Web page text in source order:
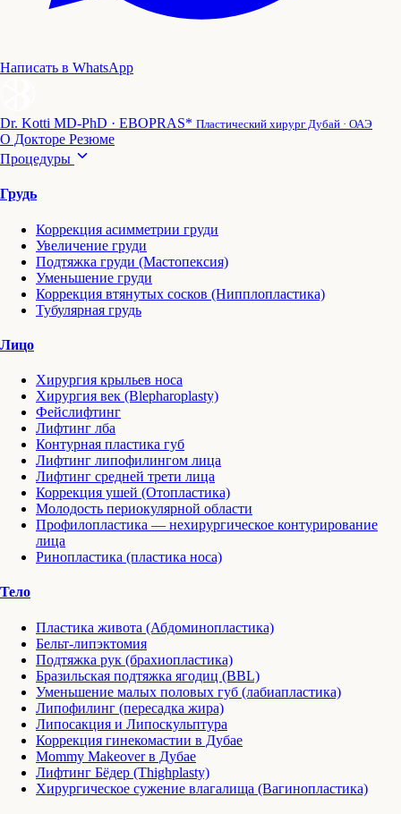
Написать в WhatsApp
Dr. Kotti MD-PhD · EBOPRAS* Пластический хирург Дубай · ОАЭ
О Докторе Резюме
Процедуры
Грудь
Коррекция асимметрии груди
Увеличение груди
Подтяжка груди (Мастопексия)
Уменьшение груди
Коррекция втянутых сосков (Нипплопластика)
Тубулярная грудь
Лицо
Хирургия крыльев носа
Хирургия век (Blepharoplasty)
Фейслифтинг
Лифтинг лба
Контурная пластика губ
Лифтинг липофилингом лица
Лифтинг средней трети лица
Коррекция ушей (Отопластика)
Молодость периокулярной области
Профилопластика — нехирургическое контурирование
лица
Ринопластика (пластика носа)
Тело
Пластика живота (Абдоминопластика)
Бельт-липэктомия
Подтяжка рук (брахиопластика)
Бразильская подтяжка ягодиц (BBL)
Уменьшение малых половых губ (лабиапластика)
Липофилинг (пересадка жира)
Липосакция и Липоскульптура
Коррекция гинекомастии в Дубае
Mommy Makeover в Дубае
Лифтинг Бёдер (Thighplasty)
Хирургическое сужение влагалища (Вагинопластика)